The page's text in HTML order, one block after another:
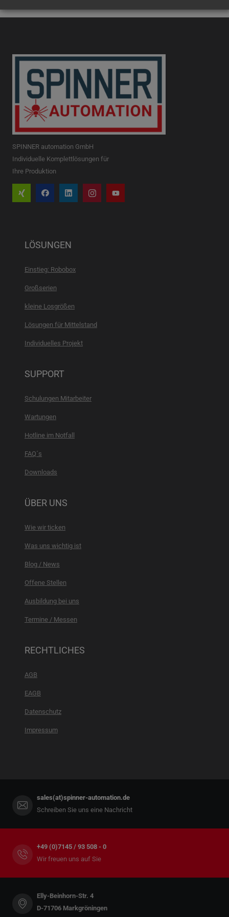
SPINNER automation GmbH
Individuelle Komplettlösungen für
Ihre Produktion
LÖSUNGEN
Einstieg: Robobox
Großserien
kleine Losgrößen
Lösungen für Mittelstand
Individuelles Projekt
SUPPORT
Schulungen Mitarbeiter
Wartungen
Hotline im Notfall
FAQ´s
Downloads
ÜBER UNS
Wie wir ticken
Was uns wichtig ist
Blog / News
Offene Stellen
Ausbildung bei uns
Termine / Messen
RECHTLICHES
AGB
EAGB
Datenschutz
Impressum
sales(at)spinner-automation.de
Schreiben Sie uns eine Nachricht
+49 (0)7145 / 93 508 - 0
Wir freuen uns auf Sie
Elly-Beinhorn-Str. 4
D-71706 Markgröningen